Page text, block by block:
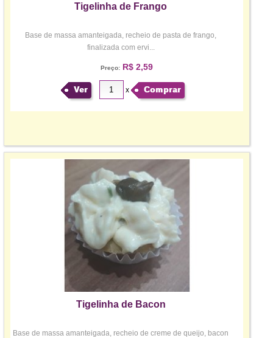
Tigelinha de Frango
Base de massa amanteigada, recheio de pasta de frango,
finalizada com ervi...
Preço:R$ 2,59
Ver x Comprar
Tigelinha de Bacon
Base de massa amanteigada, recheio de creme de queijo, bacon